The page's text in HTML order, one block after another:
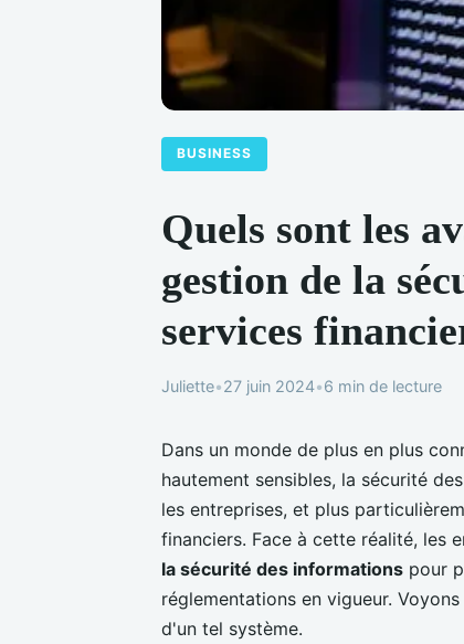
BUSINESS
Quels sont les
gestion de la
services
Juliette•27 juin 2024•6 min de lecture
Dans un monde de plus en plus
hautement sensibles, la sécurité
les entreprises, et plus
financiers. Face à cette réalité, les
la sécurité des informations pour
réglementations en vigueur.
d'un tel système.